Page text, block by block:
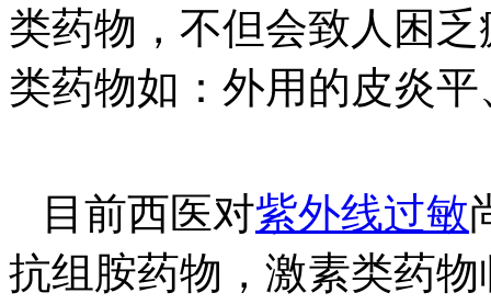
类药物，不但会致人困
类药物如：外用的皮炎
目前西医对紫外线过敏
抗组胺药物，激素类药